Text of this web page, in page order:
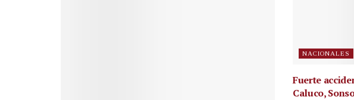
NACIONALES
Fuerte
Caluco,